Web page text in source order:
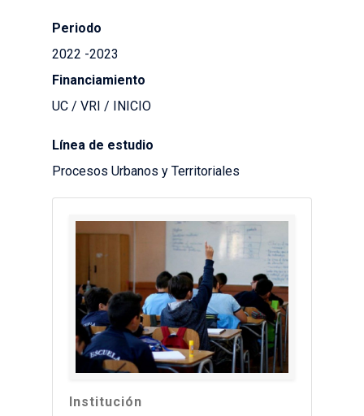
Periodo
2022 -2023
Financiamiento
UC / VRI / INICIO
Línea de estudio
Procesos Urbanos y Territoriales
Institución